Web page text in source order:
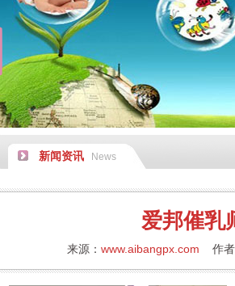
新闻资讯 News
爱邦催乳
来源： www.aibangpx.com 作